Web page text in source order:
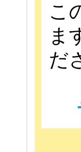
こ
ま
だ